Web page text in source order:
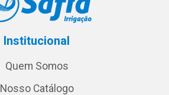
Institucional
Quem Somos
Nosso Catálogo